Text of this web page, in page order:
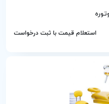
استعلام قیمت با ثبت درخواست